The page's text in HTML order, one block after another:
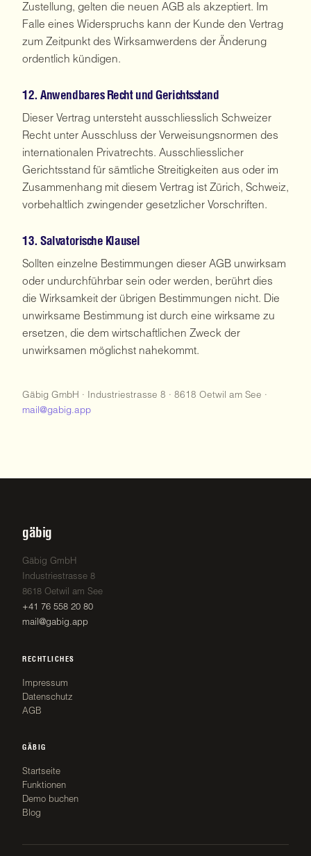
Zustellung, gelten die neuen AGB als akzeptiert. Im
Falle eines Widerspruchs kann der Kunde den Vertrag
zum Zeitpunkt des Wirksamwerdens der Änderung
ordentlich kündigen.
12. Anwendbares Recht und Gerichtsstand
Dieser Vertrag untersteht ausschliesslich Schweizer
Recht unter Ausschluss der Verweisungsnormen des
internationalen Privatrechts. Ausschliesslicher
Gerichtsstand für sämtliche Streitigkeiten aus oder im
Zusammenhang mit diesem Vertrag ist Zürich, Schweiz,
vorbehaltlich zwingender gesetzlicher Vorschriften.
13. Salvatorische Klausel
Sollten einzelne Bestimmungen dieser AGB unwirksam
oder undurchführbar sein oder werden, berührt dies
die Wirksamkeit der übrigen Bestimmungen nicht. Die
unwirksame Bestimmung ist durch eine wirksame zu
ersetzen, die dem wirtschaftlichen Zweck der
unwirksamen möglichst nahekommt.
Gäbig GmbH · Industriestrasse 8 · 8618 Oetwil am See ·
mail@gabig.app
gäbig
Gäbig GmbH
Industriestrasse 8
8618 Oetwil am See
+41 76 558 20 80
mail@gabig.app
RECHTLICHES
Impressum
Datenschutz
AGB
GÄBIG
Startseite
Funktionen
Demo buchen
Blog